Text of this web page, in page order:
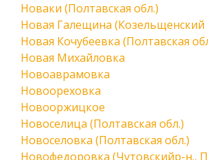
Новаки (Полтавская обл.)
Новая Галещина (Козельщенский
Новая Кочубеевка (Полтавская
Новая Михайловка
Новоаврамовка
Новоореховка
Новооржицкое
Новоселица (Полтавская обл.)
Новоселовка (Полтавская обл.)
Новофедоровка (Чутовскийр-н.,